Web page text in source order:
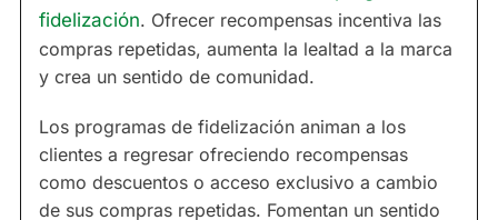
fidelización. Ofrecer recompensas incentiva las
compras repetidas, aumenta la lealtad a la marca
y crea un sentido de comunidad.
Los programas de fidelización animan a los
clientes a regresar ofreciendo recompensas
como descuentos o acceso exclusivo a cambio
de sus compras repetidas. Fomentan un sentido